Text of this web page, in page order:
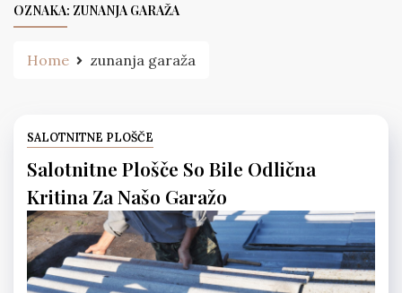
OZNAKA: ZUNANJA GARAŽA
Home zunanja garaža
SALOTNITNE PLOŠČE
Salotnitne Plošče So Bile Odlična
Kritina Za Našo Garažo